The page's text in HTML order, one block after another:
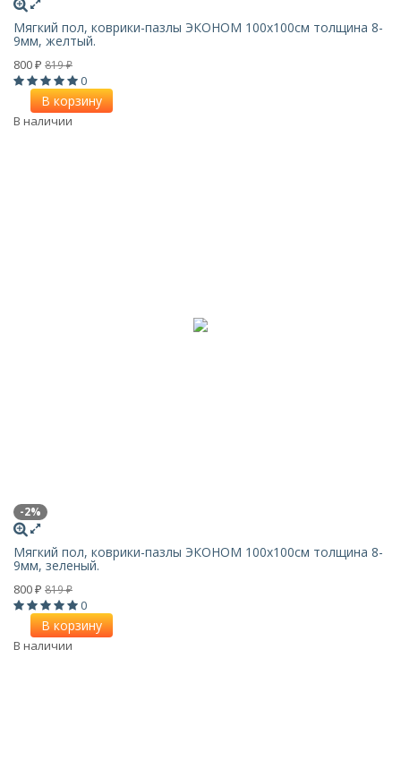
Мягкий пол, коврики-пазлы ЭКОНОМ 100х100см толщина 8-
9мм, желтый.
800 ₽ 819₽
0
В корзину
В наличии
-2%
Мягкий пол, коврики-пазлы ЭКОНОМ 100х100см толщина 8-
9мм, зеленый.
800 ₽ 819₽
0
В корзину
В наличии